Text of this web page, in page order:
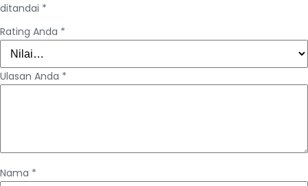
ditandai *
Rating Anda *
Ulasan Anda *
Nama *